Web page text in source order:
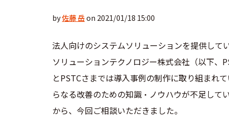
by佐藤 岳on 2021/01/18 15:00
法人向けのシステムソリューションを提供して
ソリューションテクノロジー株式会社（以下、
とPSTCさまでは導入事例の制作に取り組まれ
らなる改善のための知識・ノウハウが不足して
から、今回ご相談いただきました。